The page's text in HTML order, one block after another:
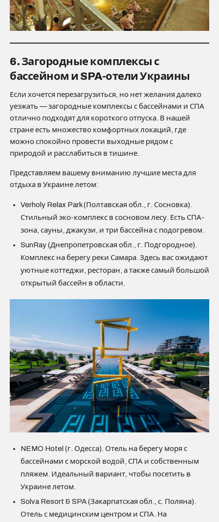
6. Загородные комплексы с
бассейном и SPA-отели Украины
Если хочется перезагрузиться, но нет желания далеко
уезжать — загородные комплексы с бассейнами и СПА
отлично подходят для короткого отпуска. В нашей
стране есть множество комфортных локаций, где
можно спокойно провести выходные рядом с
природой и расслабиться в тишине.
Представляем вашему вниманию лучшие места для
отдыха в Украине летом:
Verholy Relax Park (Полтавская обл., г. Сосновка).
Стильный эко-комплекс в сосновом лесу. Есть СПА-
зона, сауны, джакузи, и три бассейна с подогревом.
SunRay (Днепропетровская обл., г. Подгородное).
Комплекс на берегу реки Самара. Здесь вас ожидают
уютные коттеджи, ресторан, а также самый большой
открытый бассейн в области.
NEMO Hotel (г. Одесса). Отель на берегу моря с
бассейнами с морской водой, СПА и собственным
пляжем. Идеальный вариант, чтобы посетить в
Украине летом.
Solva Resort & SPA (Закарпатская обл., с. Поляна).
Отель с медицинским центром и СПА. На